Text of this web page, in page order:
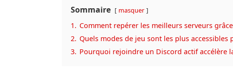
Sommaire masquer
1. Comment repérer les meilleurs serveurs
2. Quels modes de jeu sont les plus
3. Pourquoi rejoindre un Discord actif accélère